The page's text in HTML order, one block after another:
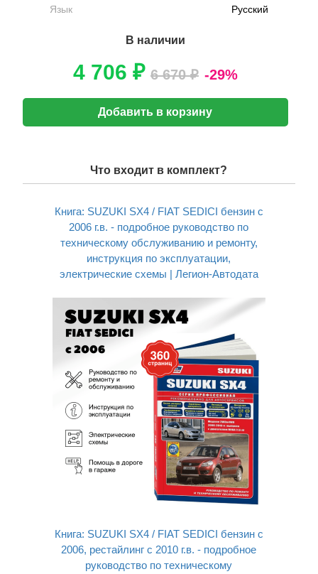
Язык
Русский
В наличии
4 706 ₽ 6 670 ₽ -29%
Добавить в корзину
Что входит в комплект?
Книга: SUZUKI SX4 / FIAT SEDICI бензин с
2006 г.в. - подробное руководство по
техническому обслуживанию и ремонту,
инструкция по эксплуатации,
электрические схемы | Легион-Aвтодата
Книга: SUZUKI SX4 / FIAT SEDICI бензин с
2006, рестайлинг с 2010 г.в. - подробное
руководство по техническому